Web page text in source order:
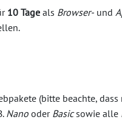
10 Tage als Browser- und
(bitte beachte,
Nano oder Basicsowie alle